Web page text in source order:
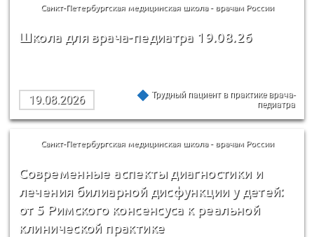
Санкт-Петербургская медицинская школа - врачам России
Школа для врача-педиатра 19.08.26
19.08.2026
Трудный пациент в практике врача-
педиатра
Санкт-Петербургская медицинская школа - врачам России
Современные аспекты диагностики и
лечения билиарной дисфункции у детей:
от 5 Римского консенсуса к реальной
клинической практике